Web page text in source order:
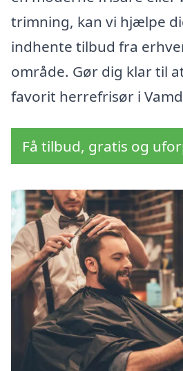
trimning, kan vi hjælpe
indhente tilbud fra
område. Gør dig klar til
favorit herrefrisør i
Få tilbud, gratis og